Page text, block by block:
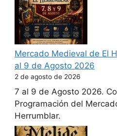
Mercado Medieval de El
al 9 de Agosto 2026
2 de agosto de 2026
7 al 9 de Agosto 2026.
Programación del
Herrumblar.